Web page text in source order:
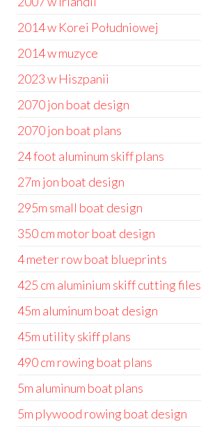
2014 w Korei Południowej
2014 w muzyce
2023 w Hiszpanii
2070 jon boat design
2070 jon boat plans
24 foot aluminum skiff plans
27m jon boat design
295m small boat design
350 cm motor boat design
4 meter row boat blueprints
425 cm aluminium skiff cutting files
45m aluminum boat design
45m utility skiff plans
490 cm rowing boat plans
5m aluminum boat plans
5m plywood rowing boat design